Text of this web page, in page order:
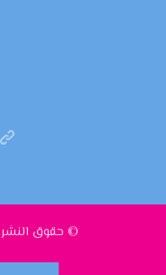
© حقوق النشر 2026. كل الحقوق محفوظة.